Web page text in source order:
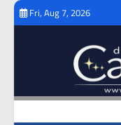
Skip
Fri, Aug 7, 2026